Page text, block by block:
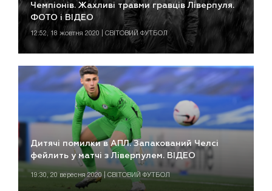
Чемпіонів. Жахливі травми гравців Ліверпуля.
ФОТО і ВІДЕО
12:52, 18 жовтня 2020 | СВІТОВИЙ ФУТБОЛ
Дитячі помилки в АПЛ. Запакований Челсі
фейлить у матчі з Ліверпулем. ВІДЕО
19:30, 20 вересня 2020 | СВІТОВИЙ ФУТБОЛ